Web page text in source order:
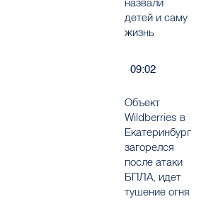
детей и саму
жизнь
09:02
Объект
Wildberries в
Екатеринбурге
загорелся
после атаки
БПЛА, идет
тушение огня